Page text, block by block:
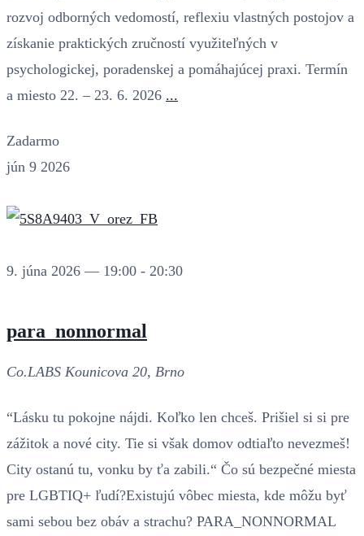
rozvoj odborných vedomostí, reflexiu vlastných postojov a
získanie praktických zručností využiteľných v
psychologickej, poradenskej a pomáhajúcej praxi. Termín
a miesto 22. – 23. 6. 2026 ...
Zadarmo
jún 9 2026
9. júna 2026 — 19:00 - 20:30
para_nonnormal
Co.LABS Kounicova 20, Brno
“Lásku tu pokojne nájdi. Koľko len chceš. Prišiel si si pre
zážitok a nové city. Tie si však domov odtiaľto nevezmeš!
City ostanú tu, vonku by ťa zabili.“ Čo sú bezpečné miesta
pre LGBTIQ+ ľudí?Existujú vôbec miesta, kde môžu byť
sami sebou bez obáv a strachu? PARA_NONNORMAL